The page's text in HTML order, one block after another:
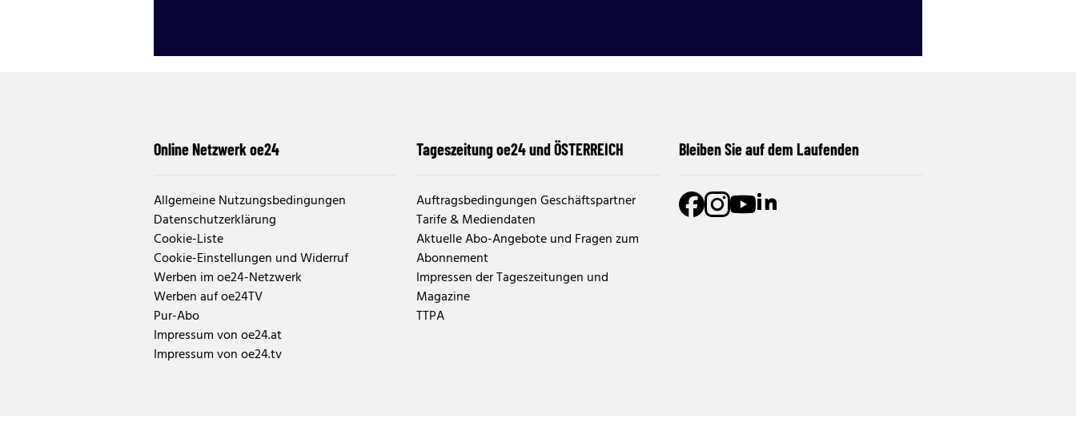
Online Netzwerk oe24
Allgemeine Nutzungsbedingungen
Datenschutzerklärung
Cookie-Liste
Cookie-Einstellungen und Widerruf
Werben im oe24-Netzwerk
Werben auf oe24TV
Pur-Abo
Impressum von oe24.at
Impressum von oe24.tv
Tageszeitung oe24 und ÖSTERREICH
Auftragsbedingungen Geschäftspartner
Tarife & Mediendaten
Aktuelle Abo-Angebote und Fragen zum
Abonnement
Impressen der Tageszeitungen und
Magazine
TTPA
Bleiben Sie auf dem Laufenden